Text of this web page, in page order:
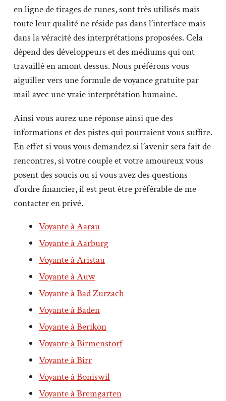
en ligne de tirages de runes, sont très utilisés mais
toute leur qualité ne réside pas dans l’interface mais
dans la véracité des interprétations proposées. Cela
dépend des développeurs et des médiums qui ont
travaillé en amont dessus. Nous préférons vous
aiguiller vers une formule de voyance gratuite par
mail avec une vraie interprétation humaine.
Ainsi vous aurez une réponse ainsi que des
informations et des pistes qui pourraient vous suffire.
En effet si vous vous demandez si l’avenir sera fait de
rencontres, si votre couple et votre amoureux vous
posent des soucis ou si vous avez des questions
d’ordre financier, il est peut être préférable de me
contacter en privé.
Voyante à Aarau
Voyante à Aarburg
Voyante à Aristau
Voyante à Auw
Voyante à Bad Zurzach
Voyante à Baden
Voyante à Berikon
Voyante à Birmenstorf
Voyante à Birr
Voyante à Boniswil
Voyante à Bremgarten